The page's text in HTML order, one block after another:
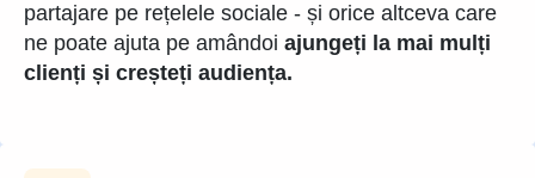
partajare pe rețelele sociale - și orice altceva care
ne poate ajuta pe amândoi ajungeți la mai mulți
clienți și creșteți audiența.